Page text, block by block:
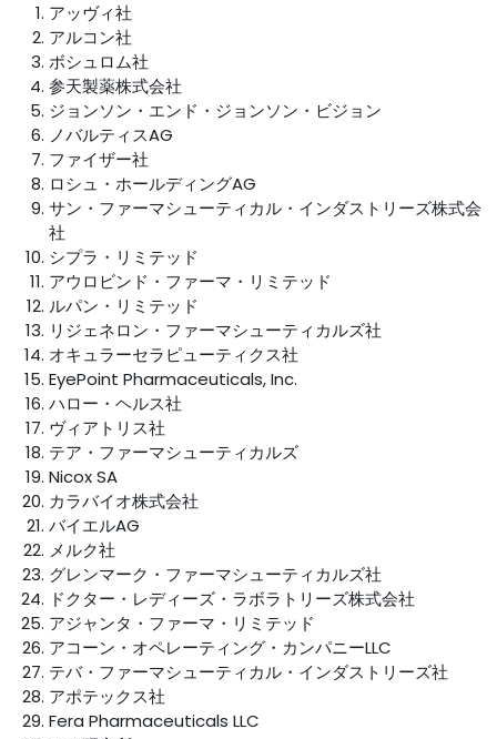
アッヴィ社
アルコン社
ボシュロム社
参天製薬株式会社
ジョンソン・エンド・ジョンソン・ビジョン
ノバルティスAG
ファイザー社
ロシュ・ホールディングAG
サン・ファーマシューティカル・インダストリーズ株式会
社
シプラ・リミテッド
アウロビンド・ファーマ・リミテッド
ルパン・リミテッド
リジェネロン・ファーマシューティカルズ社
オキュラーセラピューティクス社
EyePoint Pharmaceuticals, Inc.
ハロー・ヘルス社
ヴィアトリス社
テア・ファーマシューティカルズ
Nicox SA
カラバイオ株式会社
バイエルAG
メルク社
グレンマーク・ファーマシューティカルズ社
ドクター・レディーズ・ラボラトリーズ株式会社
アジャンタ・ファーマ・リミテッド
アコーン・オペレーティング・カンパニーLLC
テバ・ファーマシューティカル・インダストリーズ社
アポテックス社
Fera Pharmaceuticals LLC